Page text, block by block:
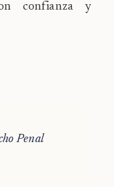
confianza y
Penal